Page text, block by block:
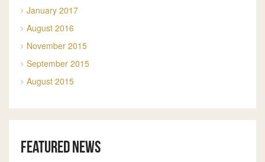
January 2017
August 2016
November 2015
September 2015
August 2015
Featured news